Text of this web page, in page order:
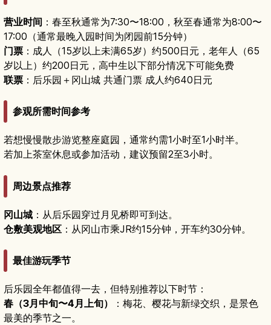
营业时间 ：春至秋通常为7:30〜18:00，秋至春通常为8:00〜
17:00（通常最晚入园时间为闭园前15分钟）
门票 ：成人（15岁以上未满65岁）约500日元，老年人（65
岁以上）约200日元，高中生以下部分情况下可能免费
联票 ：后乐园＋冈山城 共通门票 成人约640日元
参观所需时间参考
若想慢慢散步游览整座庭园，通常约需1小时至1小时半。
若加上茶室休息或参加活动，建议预留2至3小时。
周边景点推荐
冈山城 ：从后乐园穿过月见桥即可到达。
仓敷美观地区 ：从冈山市乘JR约15分钟，开车约30分钟。
最佳游玩季节
后乐园全年都值得一去，但特别推荐以下时节：
春（3月中旬〜4月上旬）
：梅花、樱花与新绿交织，是景色
最美的季节之一。